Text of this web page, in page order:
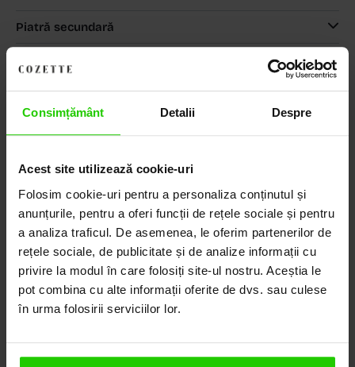
Consimțământ Detalii Despre
Acest site utilizează cookie-uri
Folosim cookie-uri pentru a personaliza conținutul și
anunțurile, pentru a oferi funcții de rețele sociale și pentru
a analiza traficul. De asemenea, le oferim partenerilor de
rețele sociale, de publicitate și de analize informații cu
privire la modul în care folosiți site-ul nostru. Aceștia le
pot combina cu alte informații oferite de dvs. sau culese
în urma folosirii serviciilor lor.
Piatră secundară
MAGAZINELE COZETTE
COZETTE - Dorobanți
COZETTE - Sediu central(vezi detalii)
Babilonia, Auchan Dr. Taberei, Bucuresti
(vezi detalii)
Descoperă Lumea COZETTE,
LOCUL UNDE STILUL
DEVINE ARTĂ!
COZETTE este destinația ta de top pentru bijuterii
elegante și rafinate, create cu măiestrie și pasiune.
mai sofisticate bijuterii din aur, argint și pietre
prețioase.